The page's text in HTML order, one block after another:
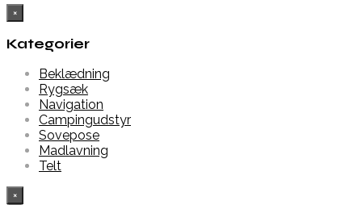
×
Kategorier
Beklædning
Rygsæk
Navigation
Campingudstyr
Sovepose
Madlavning
Telt
×